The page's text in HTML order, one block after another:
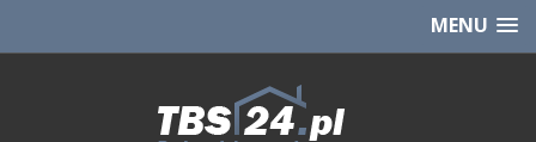
CHCĘ [klik]MENU